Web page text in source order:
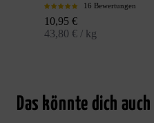
16 Bewertungen
Angebot
10,95 €
43,80 € / kg
Das könnte dich